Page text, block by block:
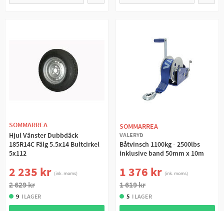
SOMMARREA
Hjul Vänster Dubbdäck
185R14C Fälg 5.5x14 Bultcirkel
5x112
2 235 kr (ink. moms)
2 629 kr
9 I LAGER
SOMMARREA
VALERYD
Båtvinsch 1100kg - 2500lbs
inklusive band 50mm x 10m
1 376 kr (ink. moms)
1 619 kr
5 I LAGER